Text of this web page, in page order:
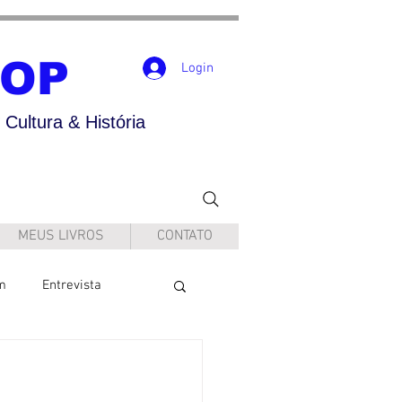
& História
Login
MEUS LIVROS CONTATO
Entrevista